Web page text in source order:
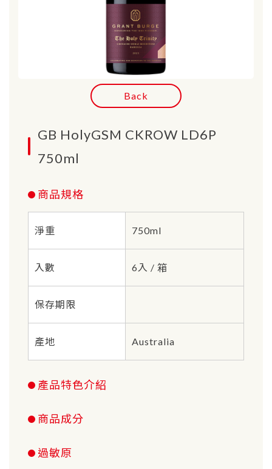
Back
GB HolyGSM CKROW LD6P
750ml
商品規格
淨重 750ml
入數 6入 / 箱
保存期限
產地 Australia
產品特色介紹
商品成分
過敏原